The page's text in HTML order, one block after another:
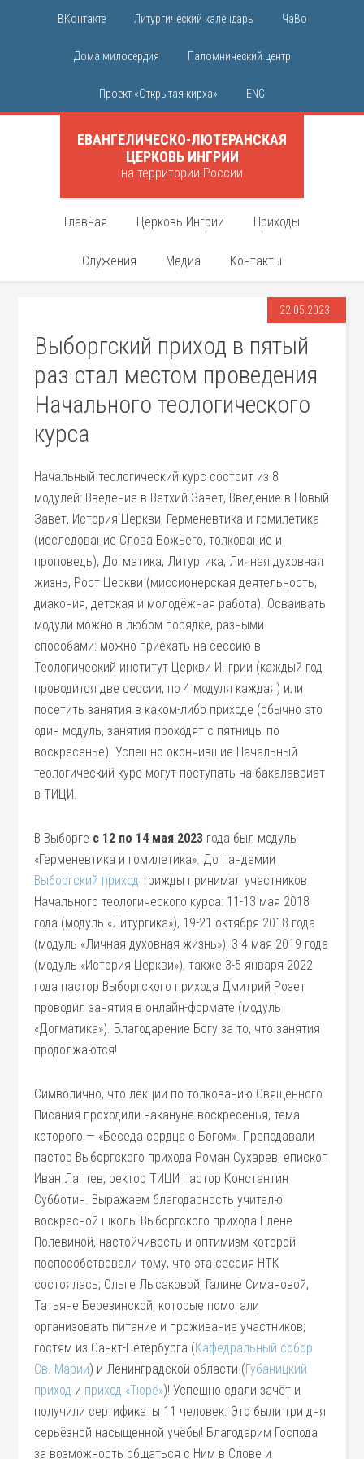
ВКонтакте Литургический календарь ЧаВо
Дома милосердия Паломнический центр
Проект «Открытая кирха» ENG
ЕВАНГЕЛИЧЕСКО-ЛЮТЕРАНСКАЯ
ЦЕРКОВЬ ИНГРИИ
на территории России
Главная Церковь Ингрии Приходы
Служения Медиа Контакты
22.05.2023
Выборгский приход в пятый
раз стал местом проведения
Начального теологического
курса
Начальный теологический курс состоит из 8
модулей: Введение в Ветхий Завет, Введение в Новый
Завет, История Церкви, Герменевтика и гомилетика
(исследование Слова Божьего, толкование и
проповедь), Догматика, Литургика, Личная духовная
жизнь, Рост Церкви (миссионерская деятельность,
диакония, детская и молодёжная работа). Осваивать
модули можно в любом порядке, разными
способами: можно приехать на сессию в
Теологический институт Церкви Ингрии (каждый год
проводится две сессии, по 4 модуля каждая) или
посетить занятия в каком-либо приходе (обычно это
один модуль, занятия проходят с пятницы по
воскресенье). Успешно окончившие Начальный
теологический курс могут поступать на бакалавриат
в ТИЦИ.
В Выборге с 12 по 14 мая 2023 года был модуль
«Герменевтика и гомилетика». До пандемии
Выборгский приход трижды принимал участников
Начального теологического курса: 11-13 мая 2018
года (модуль «Литургика»), 19-21 октября 2018 года
(модуль «Личная духовная жизнь»), 3-4 мая 2019 года
(модуль «История Церкви»), также 3-5 января 2022
года пастор Выборгского прихода Дмитрий Розет
проводил занятия в онлайн-формате (модуль
«Догматика»). Благодарение Богу за то, что занятия
продолжаются!
Символично, что лекции по толкованию Священного
Писания проходили накануне воскресенья, тема
которого — «Беседа сердца с Богом». Преподавали
пастор Выборгского прихода Роман Сухарев, епископ
Иван Лаптев, ректор ТИЦИ пастор Константин
Субботин. Выражаем благодарность учителю
воскресной школы Выборгского прихода Елене
Полевиной, настойчивость и оптимизм которой
поспособствовали тому, что эта сессия НТК
состоялась; Ольге Лысаковой, Галине Симановой,
Татьяне Березинской, которые помогали
организовать питание и проживание участников;
гостям из Санкт-Петербурга (Кафедральный собор
Св. Марии) и Ленинградской области (Губаницкий
приход и приход «Тюрё»)! Успешно сдали зачёт и
получили сертификаты 11 человек. Это были три дня
серьёзной насыщенной учёбы! Благодарим Господа
за возможность общаться с Ним в Слове и